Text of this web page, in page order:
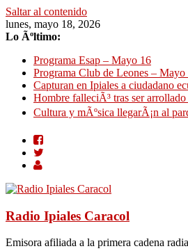
Saltar al contenido
lunes, mayo 18, 2026
Lo Ãºltimo:
Programa Esap – Mayo 16
Programa Club de Leones – Mayo
Capturan en Ipiales a ciudadano
Hombre falleciÃ³ tras ser
Cultura y mÃºsica llegarÃ¡n al
Radio Ipiales Caracol
Emisora afiliada a la primera cadena